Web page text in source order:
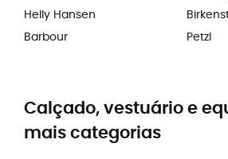
Helly Hansen
Barbour
Petzl
Calçado, vestuário e
mais categorias